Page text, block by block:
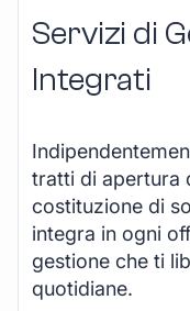
Servizi di
Integrati
tratti di apertura
costituzione di
integra in ogni
gestione che ti
quotidiane.